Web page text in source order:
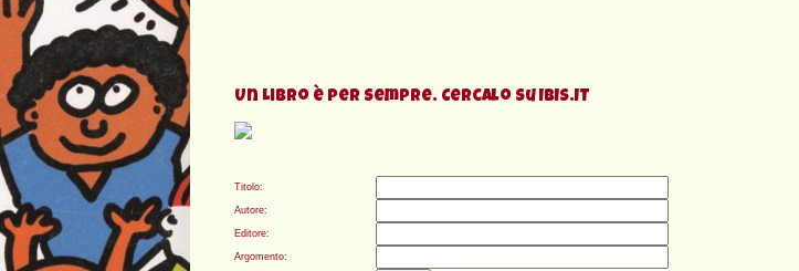
Un Libro è per sempre. Cercalo su IBIS.IT
Titolo:
Autore:
Editore:
Argomento: